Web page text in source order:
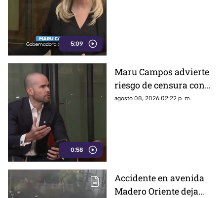
5:09
0:58
Maru Campos advierte
riesgo de censura con
nuevos lineamientos
agosto 08, 2026 02:22 p. m.
Accidente en avenida
Madero Oriente deja